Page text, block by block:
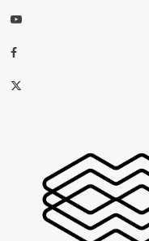
Youtube
Facebook
X